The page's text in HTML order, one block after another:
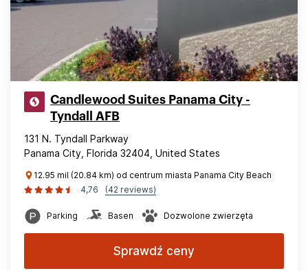
Candlewood Suites Panama City -
Tyndall AFB
131 N. Tyndall Parkway
Panama City, Florida 32404, United States
12.95 mil (20.84 km) od centrum miasta Panama City Beach
4,76
(42 reviews)
Parking Basen Dozwolone zwierzęta
Sprawdź ceny